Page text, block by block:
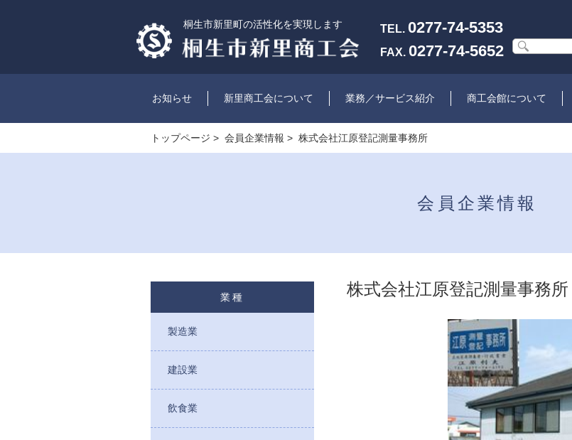
桐生市新里町の活性化を実現します TEL.0277-74-5353
FAX.0277-74-5652
お知らせ 新里商工会について 業務／サービス紹介 商工会館について
トップページ > 会員企業情報 > 株式会社江原登記測量事務所
会員企業情報
業種
製造業
建設業
飲食業
株式会社江原登記測量事務所